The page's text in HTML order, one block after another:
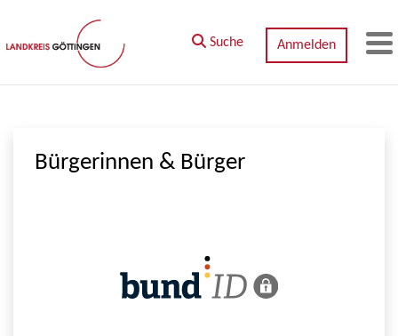
Zum Hauptinhalt springen
Suche Anmelden
Bürgerinnen & Bürger